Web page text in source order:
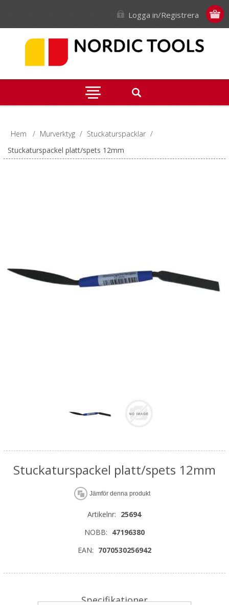
Logga in/Registrera
Hem / Murverktyg / Stuckaturspacklar /
Stuckaturspackel platt/spets 12mm
Stuckaturspackel platt/spets 12mm
Jämför denna produkt
Artikelnr: 25694
NOBB: 47196380
EAN: 7070530256942
Specifikationer